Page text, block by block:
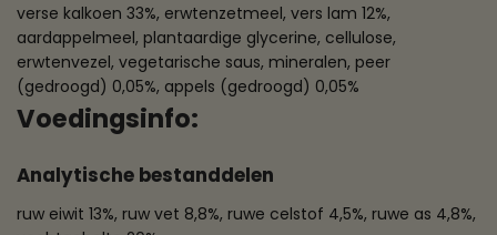
verse kalkoen 33%, erwtenzetmeel, vers lam 12%,
aardappelmeel, plantaardige glycerine, cellulose,
erwtenvezel, vegetarische saus, mineralen, peer
(gedroogd) 0,05%, appels (gedroogd) 0,05%
Voedingsinfo:
Analytische bestanddelen
ruw eiwit 13%, ruw vet 8,8%, ruwe celstof 4,5%, ruwe as 4,8%,